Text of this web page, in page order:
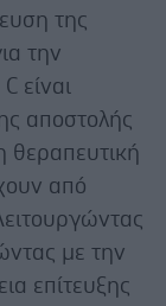
της
την
είναι
αποστολής
θεραπευτική
από
με την
επίτευξης